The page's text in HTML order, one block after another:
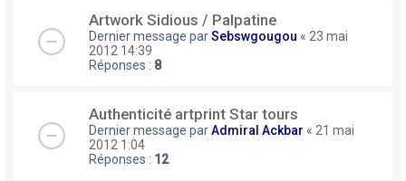
Artwork Sidious / Palpatine
Dernier message parSebswgougou « 23 mai
2012 14:39
Réponses : 8
Authenticité artprint Star tours
Dernier message parAdmiral Ackbar « 21 mai
2012 1:04
Réponses : 12